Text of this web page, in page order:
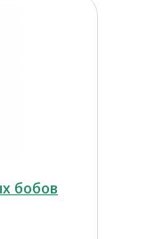
бобов